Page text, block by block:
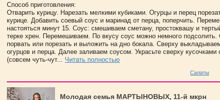
Способ приготовления:
Отварить курицу. Нарезать мелкими кубиками. Огурцы и перец
курице. Добавить соевый соус и маринад от перца, поперчить.
настояться минут 15. Cоус: смешиваем сметану, простоквашу и
терке хрен. Перемешиваем. По вкусу соус можно немного
порвать или порезать и выложить на дно бокала. Сверху
огурцов и перца. Далее заливаем соусом. Украсьте сверху кусочками
(совсем чуть-чут... Читать полностью
Салаты
Молодая семья МАРТЫНОВЫХ, 11-й мкрн